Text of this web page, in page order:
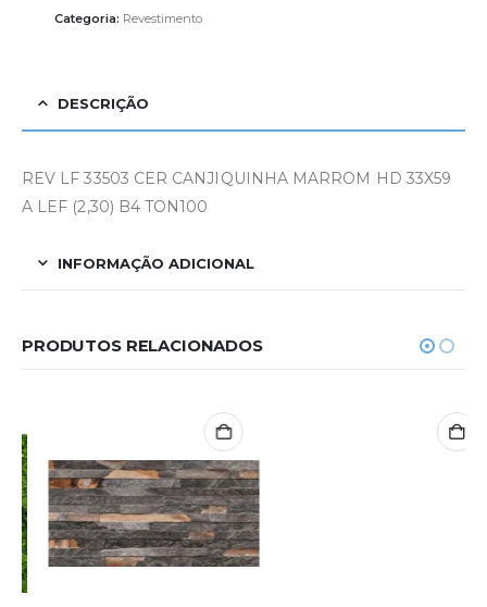
Categoria: Revestimento
DESCRIÇÃO
REV LF 33503 CER CANJIQUINHA MARROM HD 33X59
A LEF (2,30) B4 TON100
INFORMAÇÃO ADICIONAL
PRODUTOS RELACIONADOS